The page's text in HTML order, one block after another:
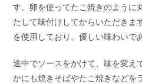
す。卵を使ってたこ焼きのように
たして味付けしてからいただきま
を使用しており、優しい味わいで
途中でソースをかけて、味を変え
かにも焼きそばやたこ焼きなどを